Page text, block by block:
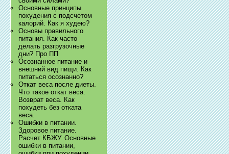
Основные принципы
похудения с подсчетом
калорий. Как я худею?
Основы правильного
питания. Как часто
делать разгрузочные
дни? Про ПП
Осознанное питание и
внешний вид пищи. Как
питаться осознанно?
Откат веса после диеты.
Что такое откат веса.
Возврат веса. Как
похудеть без отката
веса.
Ошибки в питании.
Здоровое питание.
Расчет КБЖУ. Основные
ошибки в питании,